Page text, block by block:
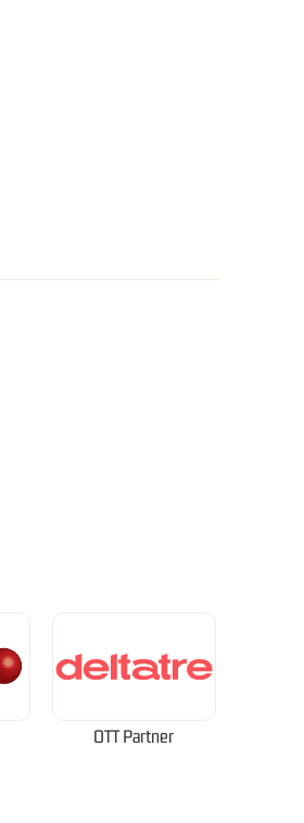
OTT Partner